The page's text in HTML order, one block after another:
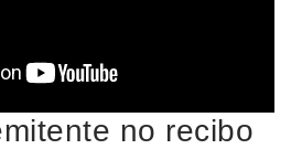
no recibo